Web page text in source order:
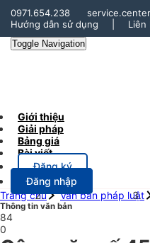
0971.654.238
Hướng dẫn sử dụng
Liên
Toggle Navigation
Giới thiệu
Giải pháp
Bảng giá
Bài viết
Đăng ký
Đăng nhập
Trang chủ
Văn bản pháp luật
Thông tin văn bản
84
0